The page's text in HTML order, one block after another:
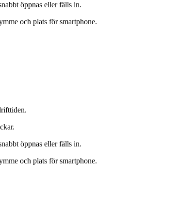
öppnas eller fälls in.
och plats för smartphone.
öppnas eller fälls in.
och plats för smartphone.